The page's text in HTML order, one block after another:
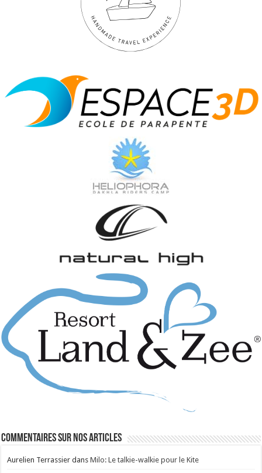
Commentaires sur nos articles
Aurelien Terrassier dansMilo: Le talkie-walkie pour le Kite